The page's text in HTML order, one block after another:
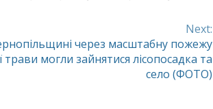
Next:
через масштабну пожежу
трави могли зайнятися лісопосадка та
село (ФОТО)